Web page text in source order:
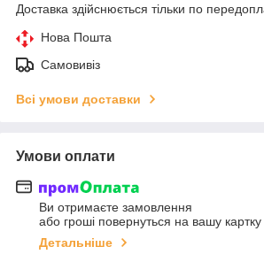
Доставка здійснюється тільки по
Нова Пошта
Самовивіз
Всі умови доставки
Умови оплати
Ви отримаєте замовлення
або гроші повернуться на вашу картку
Детальніше